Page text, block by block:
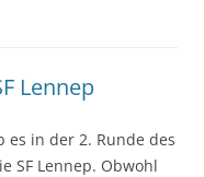
Lennep
es in der 2. Runde des
SF Lennep. Obwohl